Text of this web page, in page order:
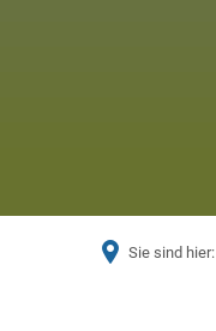
Sie sind hier: